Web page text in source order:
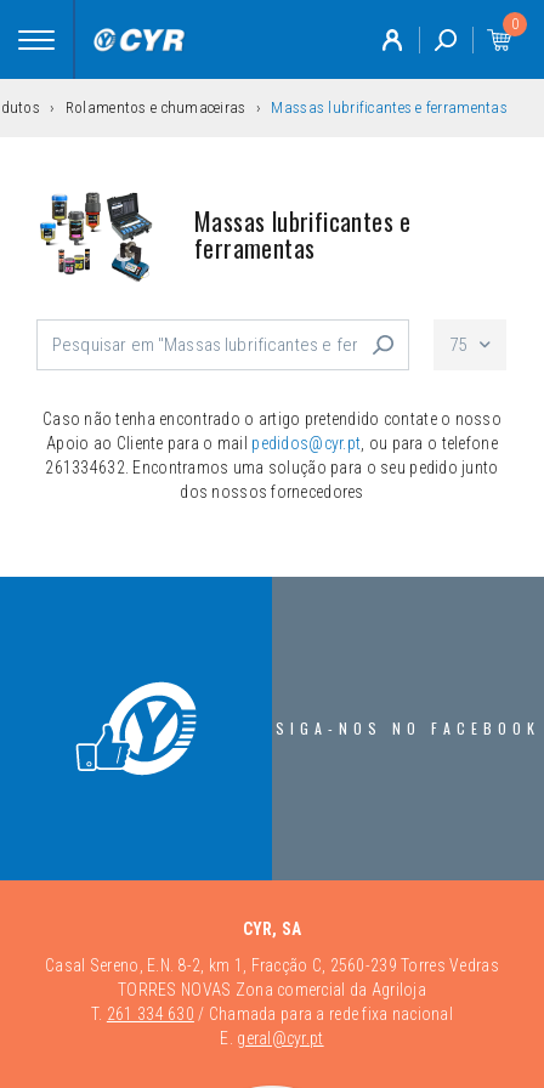
Toggle
0
Rolamentos e chumaceiras Massas lubrificantes e ferramentas
Massas lubrificantes e
ferramentas
75
Caso não tenha encontrado o artigo pretendido contate o nosso
Apoio ao Cliente para o mail pedidos@cyr.pt , ou para o telefone
261334632. Encontramos uma solução para o seu pedido junto
dos nossos fornecedores
SIGA-NOS NO FACEBOOK
CYR, SA
Casal Sereno, E.N. 8-2, km 1, Fracção C, 2560-239 Torres Vedras
TORRES NOVAS Zona comercial da Agriloja
T. 261 334 630 / Chamada para a rede fixa nacional
E. geral@cyr.pt